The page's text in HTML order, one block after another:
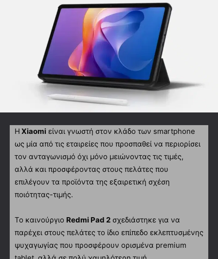
H Xiaomi είναι γνωστή στον κλάδο των smartphone
ως μία από τις εταιρείες που προσπαθεί να περιορίσει
τον ανταγωνισμό όχι μόνο μειώνοντας τις τιμές,
αλλά και προσφέροντας στους πελάτες που
επιλέγουν τα προϊόντα της εξαιρετική σχέση
ποιότητας-τιμής.
Το καινούργιο Redmi Pad 2 σχεδιάστηκε για να
παρέχει στους πελάτες το ίδιο επίπεδο εκλεπτυσμένης
ψυχαγωγίας που προσφέρουν ορισμένα premium